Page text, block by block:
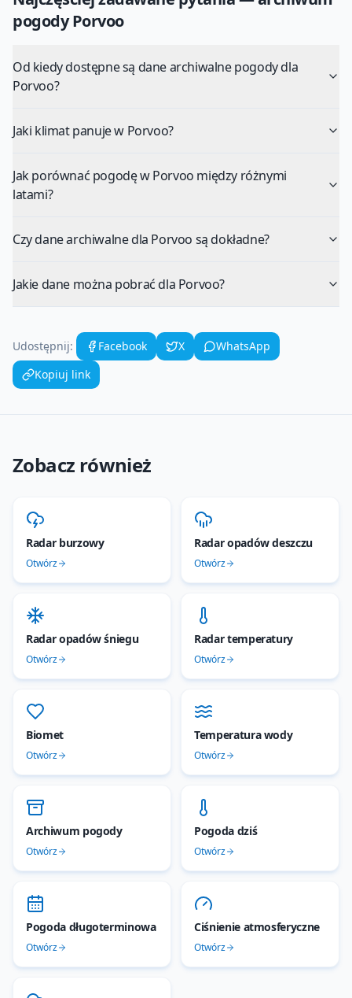
pogodyPorvoo
Od kiedy dostępne są dane archiwalne pogody dla
Porvoo?
Jaki klimat panuje w Porvoo?
Jak porównać pogodę w Porvoo między różnymi
latami?
Czy dane archiwalne dla Porvoo są dokładne?
Jakie dane można pobrać dla Porvoo?
Udostępnij: Facebook X
WhatsApp
Kopiuj link
Zobacz również
Radar burzowy
Otwórz
Radar opadów deszczu
Otwórz
Radar opadów śniegu
Otwórz
Radar temperatury
Otwórz
Biomet
Otwórz
Temperatura wody
Otwórz
Archiwum pogody
Otwórz
Pogoda dziś
Otwórz
Pogoda długoterminowa
Otwórz
Ciśnienie atmosferyczne
Otwórz